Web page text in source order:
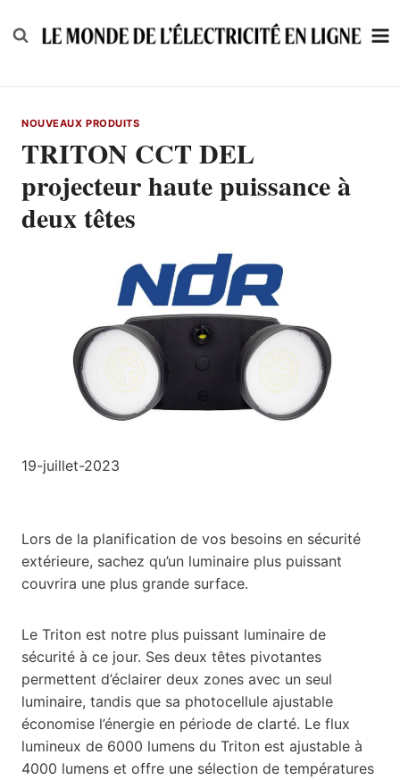
to
NOUVEAUX PRODUITS
TRITON CCT DEL
projecteur haute puissance à
deux têtes
19-juillet-2023
Lors de la planification de vos besoins en sécurité
extérieure, sachez qu’un luminaire plus puissant
couvrira une plus grande surface.
Le Triton est notre plus puissant luminaire de
sécurité à ce jour. Ses deux têtes pivotantes
permettent d’éclairer deux zones avec un seul
luminaire, tandis que sa photocellule ajustable
économise l’énergie en période de clarté. Le flux
lumineux de 6000 lumens du Triton est ajustable à
4000 lumens et offre une sélection de températures